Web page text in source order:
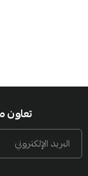
تعاون
البريد الإلكتروني